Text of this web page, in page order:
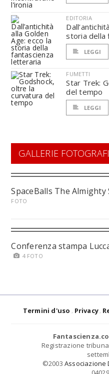
EDITORIA
storia della
LEGGI
FUMETTI
Star Trek:
del tempo
LEGGI
GALLERIE
SpaceBalls The Almighty
FOTO
Conferenza stampa
4 FOTO
Termini d'uso Privacy
Registrazione
©2003 Associazione